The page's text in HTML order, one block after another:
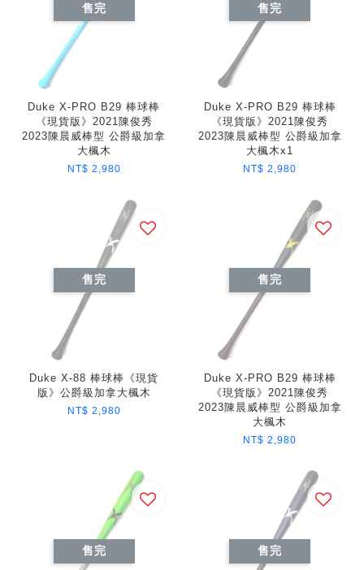
售完
Duke X-PRO B29 棒球棒
《現貨版》2021陳俊秀
2023陳晨威棒型 公爵級加拿
大楓木
NT$ 2,980
售完
Duke X-PRO B29 棒球棒
《現貨版》2021陳俊秀
2023陳晨威棒型 公爵級加拿
大楓木x1
NT$ 2,980
售完
Duke X-88 棒球棒《現貨
版》公爵級加拿大楓木
NT$ 2,980
售完
Duke X-PRO B29 棒球棒
《現貨版》2021陳俊秀
2023陳晨威棒型 公爵級加拿
大楓木
NT$ 2,980
售完 售完